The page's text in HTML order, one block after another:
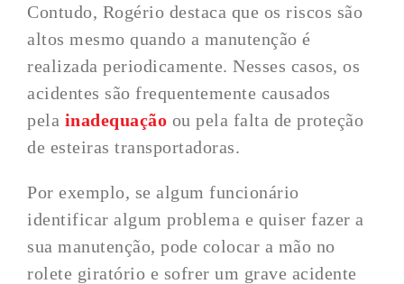
Contudo, Rogério destaca que os riscos são
altos mesmo quando a manutenção é
realizada periodicamente. Nesses casos, os
acidentes são frequentemente causados
pela inadequação ou pela falta de proteção
de esteiras transportadoras.
Por exemplo, se algum funcionário
identificar algum problema e quiser fazer a
sua manutenção, pode colocar a mão no
rolete giratório e sofrer um grave acidente